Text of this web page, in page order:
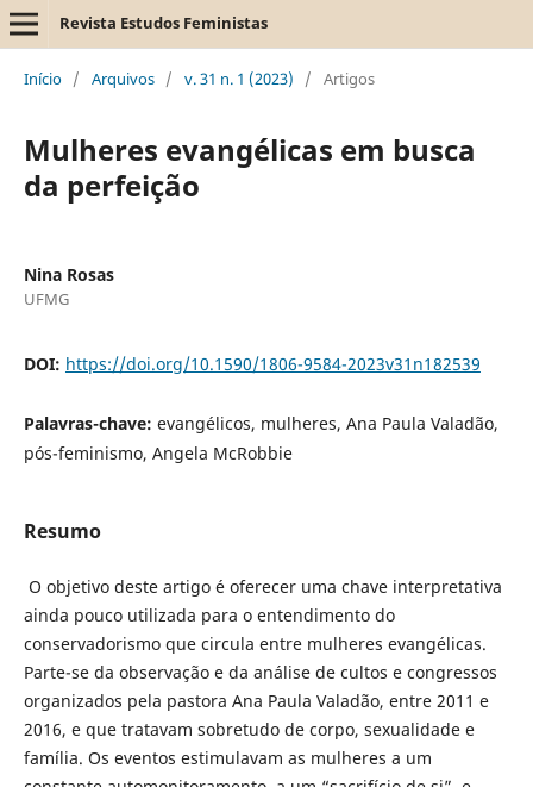
Revista Estudos Feministas
Início / Arquivos / v. 31 n. 1 (2023) / Artigos
Mulheres evangélicas em busca
da perfeição
Nina Rosas
UFMG
DOI: https://doi.org/10.1590/1806-9584-2023v31n182539
Palavras-chave: evangélicos, mulheres, Ana Paula Valadão,
pós-feminismo, Angela McRobbie
Resumo
O objetivo deste artigo é oferecer uma chave interpretativa
ainda pouco utilizada para o entendimento do
conservadorismo que circula entre mulheres evangélicas.
Parte-se da observação e da análise de cultos e congressos
organizados pela pastora Ana Paula Valadão, entre 2011 e
2016, e que tratavam sobretudo de corpo, sexualidade e
família. Os eventos estimulavam as mulheres a um